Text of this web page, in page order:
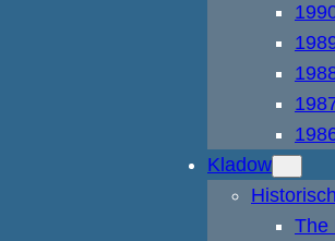
Kladow
The